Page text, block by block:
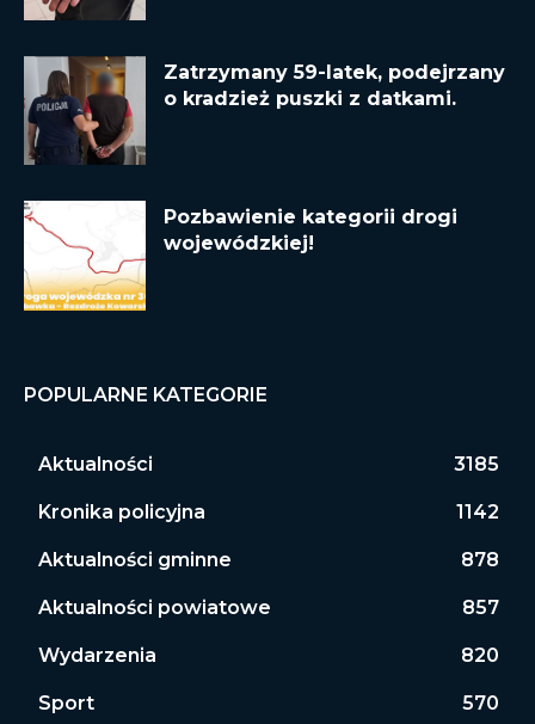
Zatrzymany 59-latek, podejrzany
o kradzież puszki z datkami.
Pozbawienie kategorii drogi
wojewódzkiej!
POPULARNE KATEGORIE
Aktualności 3185
Kronika policyjna 1142
Aktualności gminne 878
Aktualności powiatowe 857
Wydarzenia 820
Sport 570